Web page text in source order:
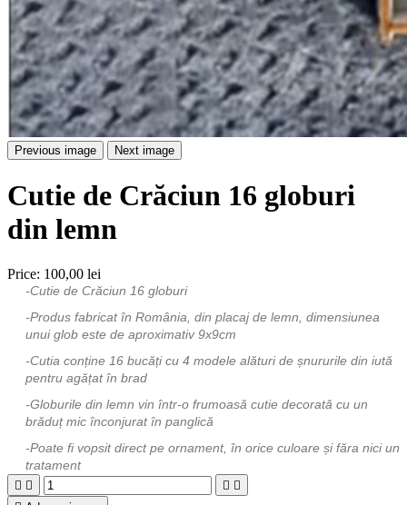
Previous image Next image
Cutie de Crăciun 16 globuri
din lemn
Price: 100,00 lei
-Cutie de Crăciun 16 globuri
-Produs fabricat în România, din placaj de lemn, dimensiunea
unui glob este de aproximativ 9x9cm
-Cutia conține 16 bucăți cu 4 modele alături de șnururile din iută
pentru agățat în brad
-Globurile din lemn vin într-o frumoasă cutie decorată cu un
brăduț mic înconjurat în panglică
-Poate fi vopsit direct pe ornament, în orice culoare și făra nici un
tratament
   